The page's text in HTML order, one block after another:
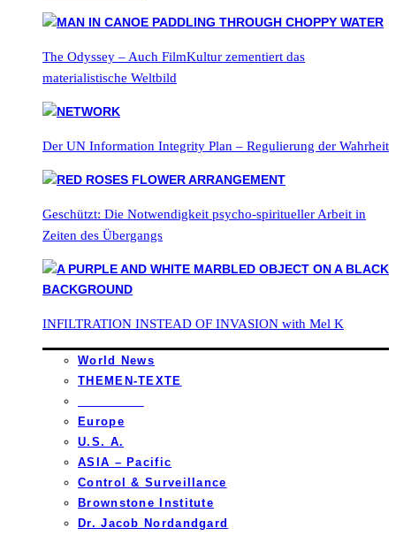
The Odyssey – Auch FilmKultur zementiert das
materialistische Weltbild
Der UN Information Integrity Plan – Regulierung der Wahrheit
Geschützt: Die Notwendigkeit psycho-spiritueller Arbeit in
Zeiten des Übergangs
INFILTRATION INSTEAD OF INVASION with Mel K
World News
THEMEN-TEXTE
Europe
U.S. A.
ASIA – Pacific
Control & Surveillance
Brownstone Institute
Dr. Jacob Nordandgard